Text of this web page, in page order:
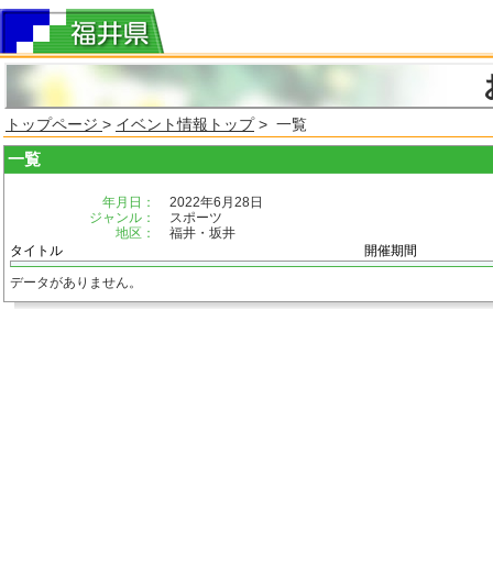
トップページ > イベント情報トップ> 一覧
一覧
年月日：
2022年6月28日
ジャンル：
スポーツ
地区：
福井・坂井
タイトル
開催期間
データがありません。